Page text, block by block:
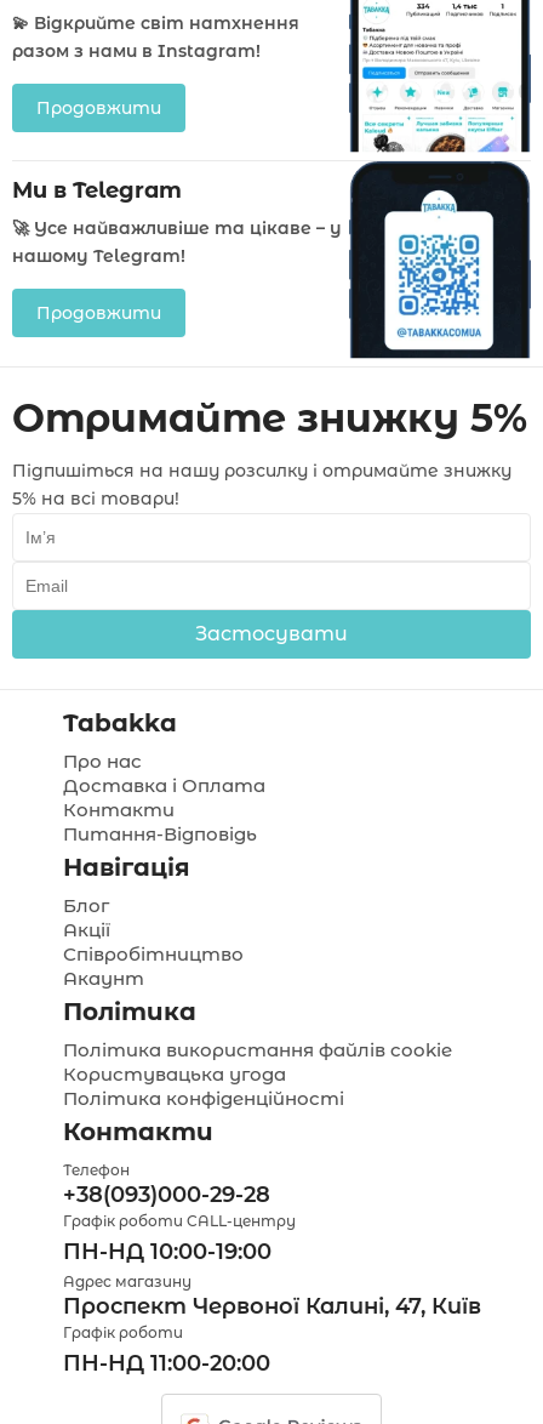
💫 Відкрийте світ натхнення
разом з нами в Instagram!
Продовжити
Ми в Telegram
🚀 Усе найважливіше та цікаве – у
нашому Telegram!
Продовжити
Отримайте знижку 5%
Підпишіться на нашу розсилку і отримайте знижку
5% на всі товари!
Застосувати
Tabakka
Про нас
Доставка і Оплата
Контакти
Питання-Відповідь
Навігація
Блог
Акції
Співробітництво
Акаунт
Політика
Політика використання файлів cookie
Користувацька угода
Політика конфіденційності
Контакти
Телефон
+38(093)000-29-28
Графік роботи CALL-центру
ПН-НД 10:00-19:00
Адрес магазину
Проспект Червоної Калині, 47, Київ
Графік роботи
ПН-НД 11:00-20:00